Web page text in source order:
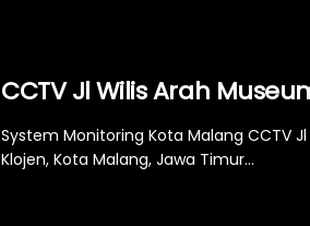
CCTV Jl Wilis Arah
System Monitoring Kota Malang CCTV
Klojen, Kota Malang, Jawa Timur...